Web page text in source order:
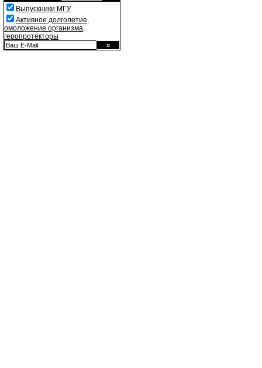
Выпускники МГУ
Активное долголетие,
омоложение организма,
геропротекторы